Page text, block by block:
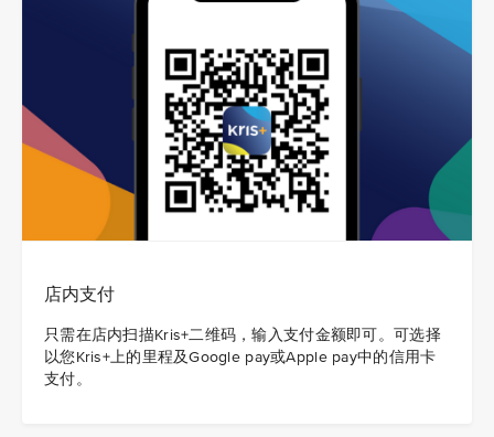
店内支付
只需在店内扫描Kris+二维码，输入支付金额即可。可选择
以您Kris+上的里程及Google pay或Apple pay中的信用卡
支付。